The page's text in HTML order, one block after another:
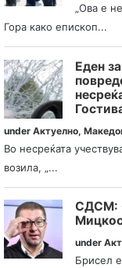
„Ова е
Гора како епископ...
Еден
underАктуелно,
Во несреќата
возила, „...
СДСМ:
under
Брисел